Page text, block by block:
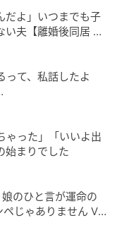
体を知って、毎
をサポートする
の毎日がもっと
ンダー編集室
元記事で読む
・育児の情報サイト
談から産婦人科検
だよ」いつまでも子
夫【離婚後同居 Vo
て、私話したよ
った」「いいよ出
始まりでした
のひと言が運命の
じゃありません Vo